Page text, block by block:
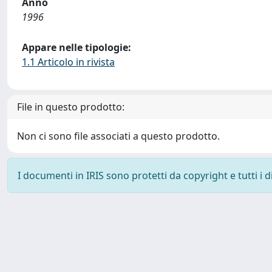
1996
Appare nelle tipologie:
1.1 Articolo in rivista
File in questo prodotto:
Non ci sono file associati a questo prodotto.
I documenti in IRIS sono protetti da copyright e tutti i